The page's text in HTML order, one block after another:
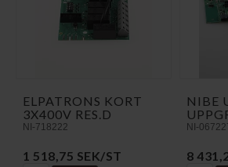
ELPATRONS KORT
3X400V RES.D
NI-718222
1 518,75 SEK/ST
NIBE
NI-
8